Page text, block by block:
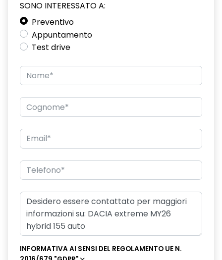
SONO INTERESSATO A:
Preventivo
Appuntamento
Test drive
INFORMATIVA AI SENSI DEL REGOLAMENTO UE N.